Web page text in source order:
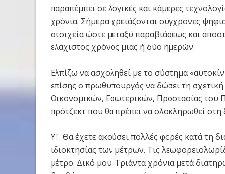
παραπέμπει σε λογικές και κάμερες
χρόνια. Σήμερα χρειάζονται σύγχρονες
στοιχεία ώστε μεταξύ παραβιάσεως και
ελάχιστος χρόνος μιας ή δύο ημερών.
Ελπίζω να ασχοληθεί με το σύστημα
επίσης ο πρωθυπουργός να δώσει τη
Οικονομικών, Εσωτερικών, Προστασίας του
πρότζεκτ που θα πρέπει να ολοκληρωθεί στη
ΥΓ. Θα έχετε ακούσει πολλές φορές κατά τη
ιδιοκτησίας των μέτρων. Τις
μέτρο. Δικό μου. Τριάντα χρόνια μετά